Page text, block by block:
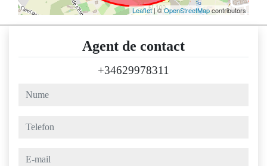
Leaflet| ©OpenStreetMapcontributors
Agent de contact
+34629978311
nume
telefon
e-mail